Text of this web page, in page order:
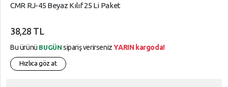
CMR RJ-45 Beyaz Kılıf 25 Li Paket
38,28 TL
Bu ürünü BUGÜN sipariş verirsenizYARIN kargoda!
Hızlıca göz at